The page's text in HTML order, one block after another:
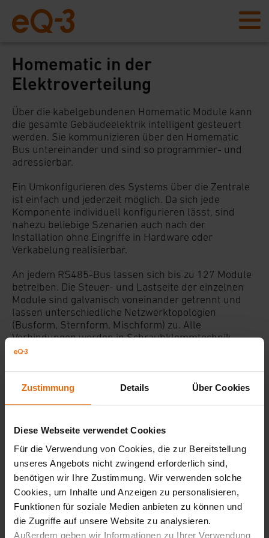
Zustimmung Details Über Cookies
Diese Webseite verwendet Cookies
Für die Verwendung von Cookies, die zur Bereitstellung
unseres Angebots nicht zwingend erforderlich sind,
benötigen wir Ihre Zustimmung. Wir verwenden solche
Cookies, um Inhalte und Anzeigen zu personalisieren,
Funktionen für soziale Medien anbieten zu können und
die Zugriffe auf unsere Website zu analysieren.
Außerdem geben wir Informationen zu Ihrer Verwendung
Homematic in der
Elektroverteilung
Über die kabelgebundenen Homematic Module kann
die gesamte Gebäudeelektrik intelligent gesteuert
werden. Sie kommunizieren über den Homematic
Bus untereinander und sind so programmier- und
adressierbar.
Ein Umkonfigurieren des Systems über die Zentrale
ist einfach und jederzeit möglich. Da sich jede
Komponente individuell konfigurieren lässt, sind
nahezu beliebige Szenarien auch nach der
Installation ohne Eingriffe in Hardware oder
Verkabelung realisierbar.
An jedem RS485-Bus lassen sich bis zu 127 Module
betreiben. Die Steuer- und Lastseite der einzelnen
Module sind galvanisch voneinander getrennt und
lassen unterschiedliche Netzwerktopologien
(Busform, Sternform, Mischform) zu. Alle
Verbindungen werden in Schraubklemmtechnik
vorgenommen.
Alle Produkte zum Thema
Homematic in der
Elektroverteilung